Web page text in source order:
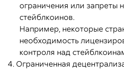
ограничения или запреты
стейблкоинов.
Например, некоторые
необходимость
контроля над
4. Ограниченная